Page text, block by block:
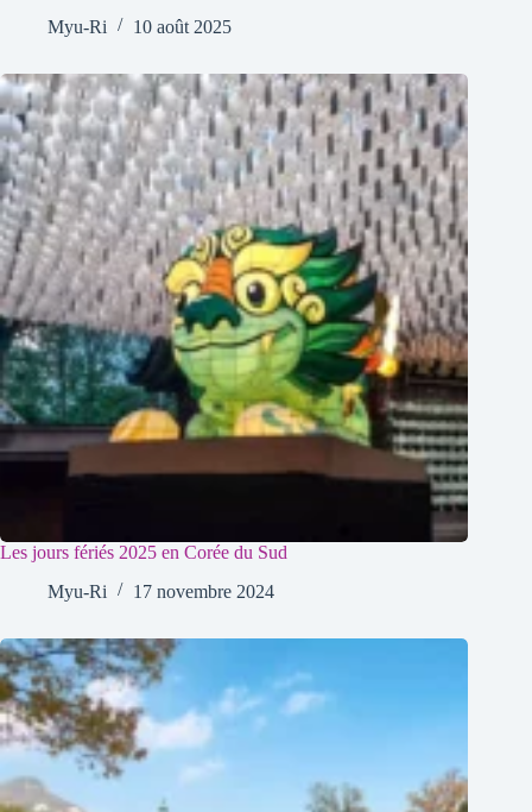
Myu-Ri
10 août 2025
Les jours fériés 2025 en Corée du Sud
Myu-Ri
17 novembre 2024